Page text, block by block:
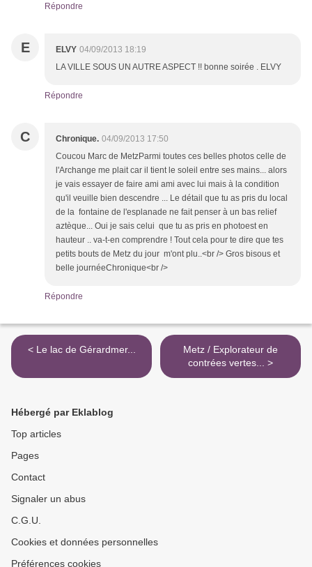
Répondre
E ELVY 04/09/2013 18:19
LA VILLE SOUS UN AUTRE ASPECT !! bonne soirée . ELVY
Répondre
C Chronique. 04/09/2013 17:50
Coucou Marc de MetzParmi toutes ces belles photos celle de
l'Archange me plait car il tient le soleil entre ses mains... alors
je vais essayer de faire ami ami avec lui mais à la condition
qu'il veuille bien descendre ... Le détail que tu as pris du local
de la fontaine de l'esplanade ne fait penser à un bas relief
aztèque... Oui je sais celui que tu as pris en photoest en
hauteur .. va-t-en comprendre ! Tout cela pour te dire que tes
petits bouts de Metz du jour m'ont plu..<br /> Gros bisous et
belle journéeChronique<br />
Répondre
< Le lac de Gérardmer...
Metz / Explorateur de
contrées vertes... >
Hébergé par Eklablog
Top articles
Pages
Contact
Signaler un abus
C.G.U.
Cookies et données personnelles
Préférences cookies